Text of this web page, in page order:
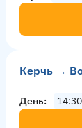
Керчь →
День
14:30